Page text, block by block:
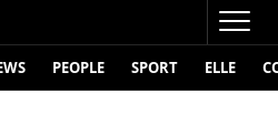
PEOPLE SPORT ELLE